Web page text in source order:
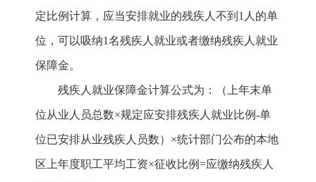
定比例计算，应当安排就业的残疾人不到1人的单
位，可以吸纳1名残疾人就业或者缴纳残疾人就业
保障金。
残疾人就业保障金计算公式为：（上年末单
位从业人员总数×规定应安排残疾人就业比例-单
位已安排从业残疾人员数）×统计部门公布的本地
区上年度职工平均工资×征收比例=应缴纳残疾人